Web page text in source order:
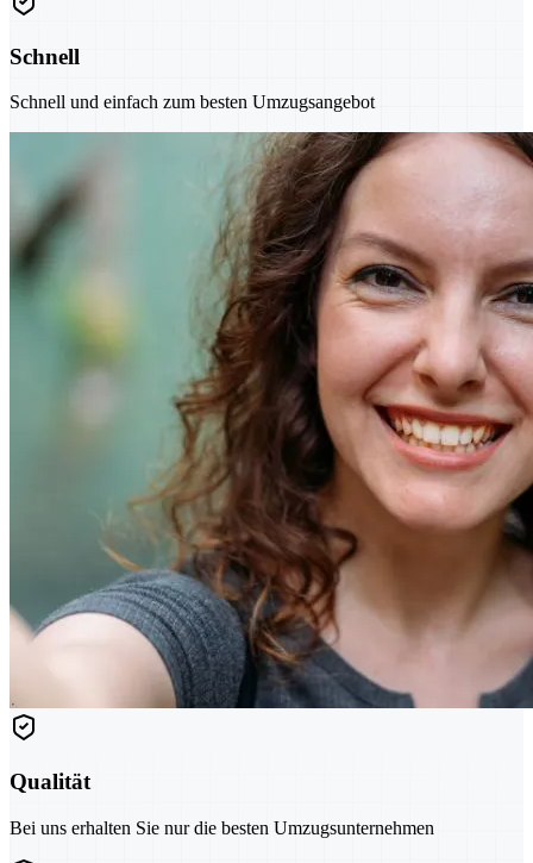
Schnell
Schnell und einfach zum besten Umzugsangebot
Qualität
Bei uns erhalten Sie nur die besten Umzugsunternehmen